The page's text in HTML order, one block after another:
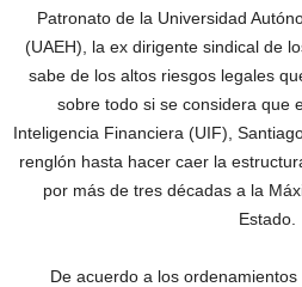
Patronato de la Universidad
(UAEH), la ex dirigente sindical de
sabe de los altos riesgos legales
sobre todo si se considera que
Inteligencia Financiera (UIF),
renglón hasta hacer caer la
por más de tres décadas a la
Estado.
De acuerdo a los ordenamientos